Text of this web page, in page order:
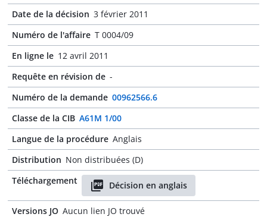
Date de la décision 3 février 2011
Numéro de l'affaire T 0004/09
En ligne le 12 avril 2011
Requête en révision de -
Numéro de la demande 00962566.6
Classe de la CIB A61M 1/00
Langue de la procédure Anglais
Distribution Non distribuées (D)
Téléchargement
Décision en anglais
Versions JO Aucun lien JO trouvé